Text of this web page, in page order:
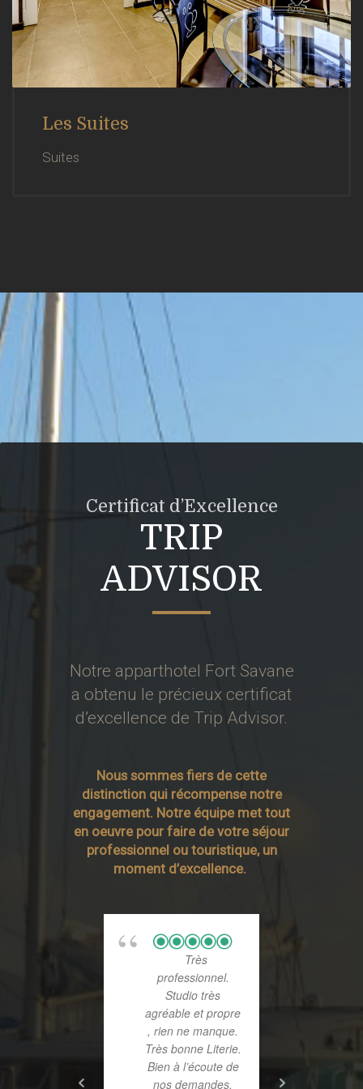
Les Suites
Suites
Certificat d’Excellence
TRIP
ADVISOR
Notre apparthotel Fort Savane
a obtenu le précieux certificat
d’excellence de Trip Advisor.
Nous sommes fiers de cette
distinction qui récompense notre
engagement. Notre équipe met tout
en oeuvre pour faire de votre séjour
professionnel ou touristique, un
moment d’excellence.
Très
professionnel.
Studio très
agréable et propre
, rien ne manque.
Très bonne Literie.
Bien à l’écoute de
nos demandes.
sur